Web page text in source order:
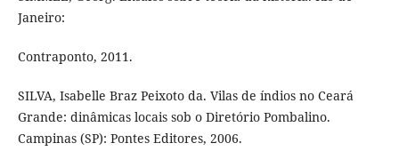
Janeiro:
Contraponto, 2011.
SILVA, Isabelle Braz Peixoto da. Vilas de índios no Ceará
Grande: dinâmicas locais sob o Diretório Pombalino.
Campinas (SP): Pontes Editores, 2006.